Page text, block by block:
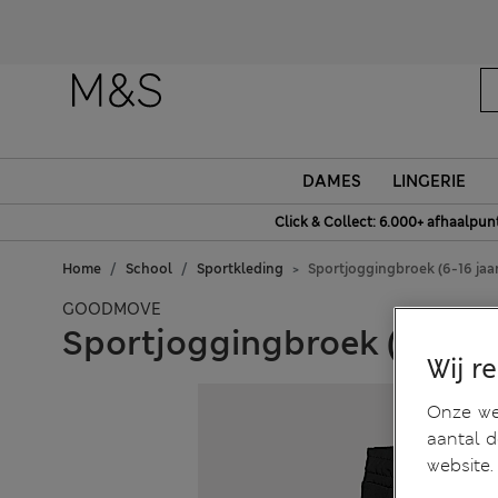
DAMES LINGERIE
Click & Collect: 6.000+
Home School Sportkleding Sportjoggingbroek (6-16
GOODMOVE
Sportjoggingbroek (6-16
Wij
Onze
aantal